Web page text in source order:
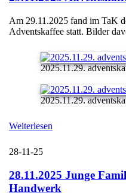
Am 29.11.2025 fand im TaK
Adventskaffee statt. Bilder
2025.11.29.
2025.11.29.
Weiterlesen
28-11-25
28.11.2025 Junge
Handwerk